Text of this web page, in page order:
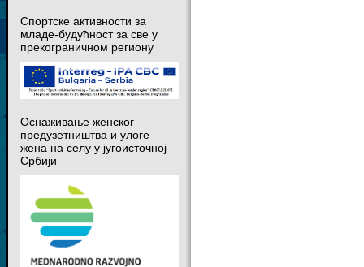
Спортске активности за
младе-будућност за све у
прекограничном региону
Оснаживање женског
предузетништва и улоге
жена на селу у југоисточној
Србији